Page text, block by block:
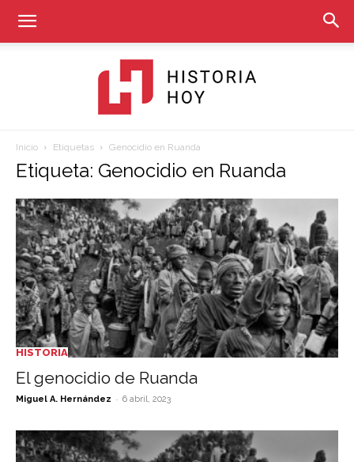
Historia
Hoy
Inicio Etiquetas Genocidio en Ruanda
Etiqueta: Genocidio en Ruanda
HISTORIA
El genocidio de Ruanda
Miguel A. Hernández - 6 abril, 2023